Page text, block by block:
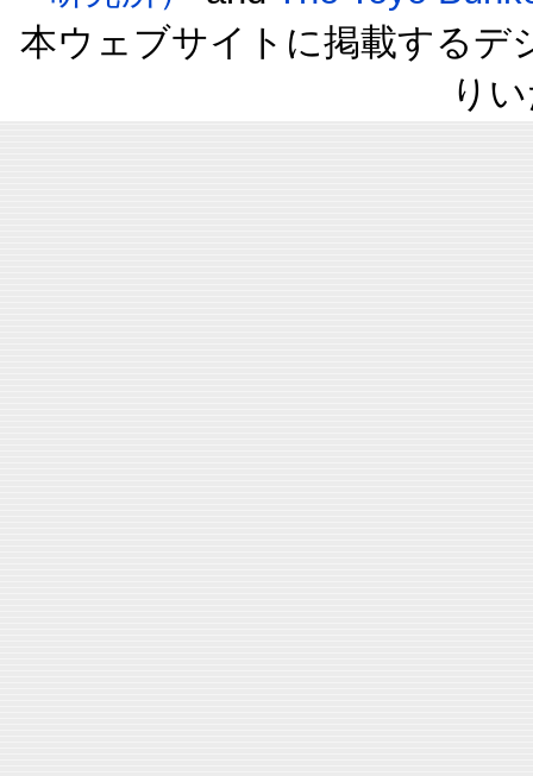
本ウェブサイトに掲載するデ
り